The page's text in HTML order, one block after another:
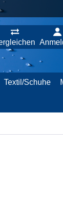
Textil/Schuhe